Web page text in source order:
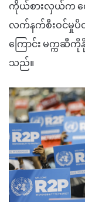
ကိုယ်စားလှယ်က ထေ
လက်နက်စီးဝင်မှုပိ
ကြောင်း မက္ကဆီ
သည်။